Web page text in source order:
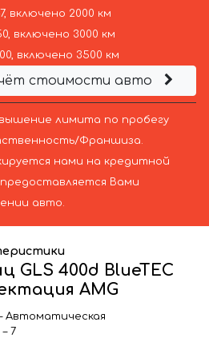
включено 2000 км
включено 3000 км
включено 3500 км
стоимости авто
лимита по пробегу
Франшиза.
нами на кредитной
Вами
авто.
GLS 400d BlueTEC
AMG
Автоматическая
7